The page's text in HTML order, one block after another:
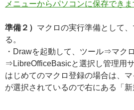
メニューからパソコンに保存できま
準備２） マクロの実行準備として
る。
・Drawを起動して、ツール⇒マク
⇒LibreOfficeBasicと選択し管理用
はじめてのマクロ登録の場合は、
が選択されているので右にある「